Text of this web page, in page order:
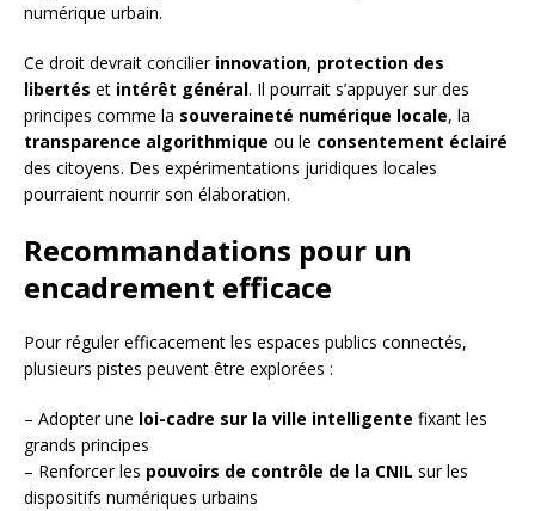
numérique urbain.
Ce droit devrait concilier innovation, protection des
libertés et intérêt général. Il pourrait s’appuyer sur des
principes comme la souveraineté numérique locale, la
transparence algorithmique ou le consentement éclairé
des citoyens. Des expérimentations juridiques locales
pourraient nourrir son élaboration.
Recommandations pour un
encadrement efficace
Pour réguler efficacement les espaces publics connectés,
plusieurs pistes peuvent être explorées :
– Adopter une loi-cadre sur la ville intelligente fixant les
grands principes
– Renforcer les pouvoirs de contrôle de la CNIL sur les
dispositifs numériques urbains